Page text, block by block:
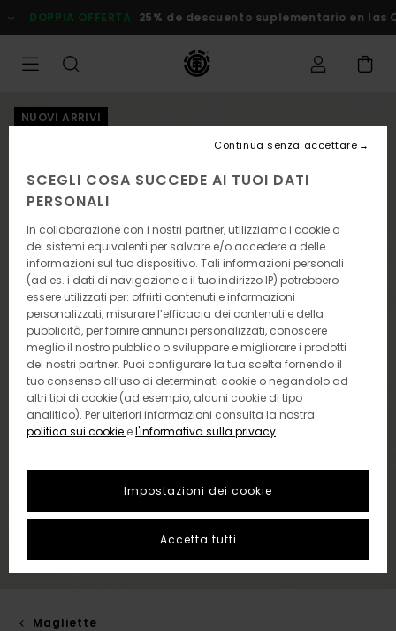
alle
informazioni
prodotto
DOPPIA OFFERTA 25% de descuento suplementario en las
NUOVI ARRIVI
Magliette
SCEGLI COSA SUCCEDE AI TUOI DATI
PERSONALI
In collaborazione con i nostri partner, utilizziamo i cookie o
dei sistemi equivalenti per salvare e/o accedere a delle
informazioni sul tuo dispositivo. Tali informazioni personali
(ad es. i dati di navigazione e il tuo indirizzo IP) potrebbero
essere utilizzati per: offrirti contenuti e informazioni
personalizzati, misurare l’efficacia dei contenuti e della
pubblicità, per fornire annunci personalizzati, conoscere
meglio il nostro pubblico o sviluppare e migliorare i prodotti
dei nostri partner. Puoi configurare la tua scelta fornendo il
tuo consenso all’uso di determinati cookie o negandolo ad
altri tipi di cookie (ad esempio, alcuni cookie di tipo
analitico). Per ulteriori informazioni consulta la nostra
politica sui cookie el'informativa sulla privacy.
Impostazioni dei cookie
Continua senza accettare
Accetta tutti